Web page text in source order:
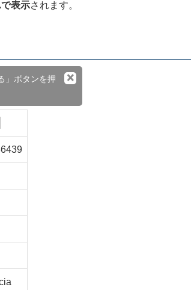
表示されます。
」ボタンを押
×